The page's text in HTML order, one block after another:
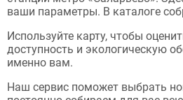
ваши параметры. В каталоге
Используйте карту, чтобы
доступность и экологическую
именно вам.
Наш сервис поможет выбрать